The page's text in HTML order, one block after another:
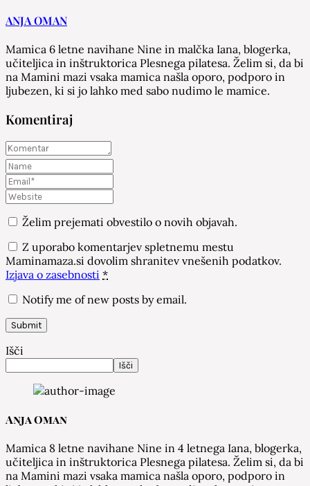
ANJA OMAN
Mamica 6 letne navihane Nine in malčka Iana, blogerka,
učiteljica in inštruktorica Plesnega pilatesa. Želim si, da bi
na Mamini mazi vsaka mamica našla oporo, podporo in
ljubezen, ki si jo lahko med sabo nudimo le mamice.
Komentiraj
Želim prejemati obvestilo o novih objavah.
Z uporabo komentarjev spletnemu mestu
Maminamaza.si dovolim shranitev vnešenih podatkov.
Izjava o zasebnosti *
Notify me of new posts by email.
Išči
Išči
Anja Oman
Mamica 8 letne navihane Nine in 4 letnega Iana, blogerka,
učiteljica in inštruktorica Plesnega pilatesa. Želim si, da bi
na Mamini mazi vsaka mamica našla oporo, podporo in